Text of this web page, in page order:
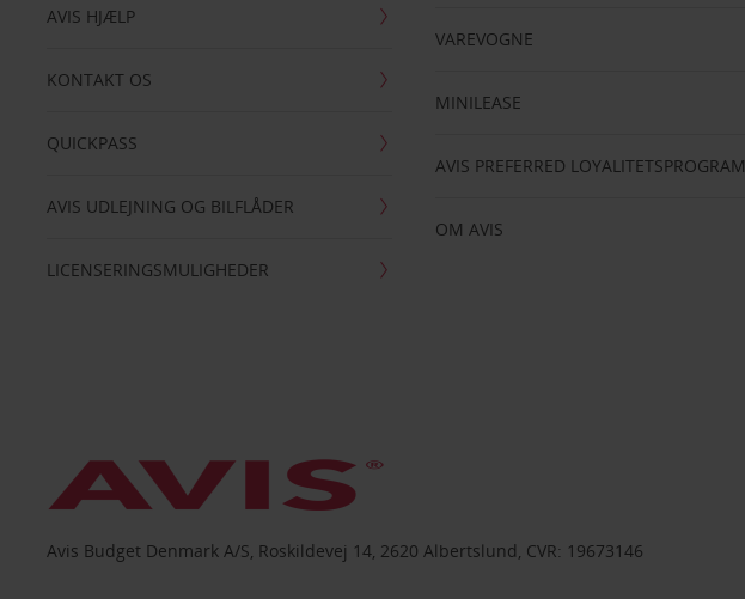
AVIS HJÆLP
KONTAKT OS
QUICKPASS
AVIS UDLEJNING OG BILFLÅDER
LICENSERINGSMULIGHEDER
VAREVOGNE
MINILEASE
AVIS PREFERRED LOYALITETSPROGRAM
OM AVIS
Avis Budget Denmark A/S, Roskildevej 14, 2620 Albertslund, CVR: 19673146